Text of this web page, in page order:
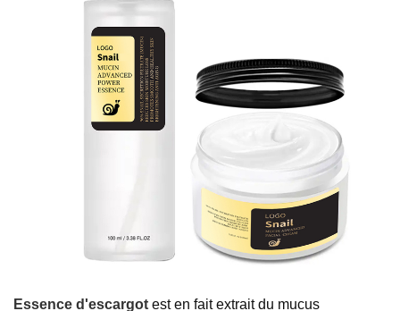
Essence d'escargot est en fait extrait du mucus